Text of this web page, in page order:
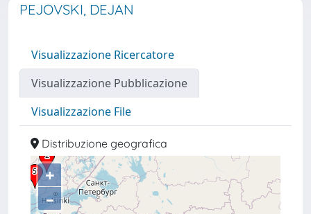
PEJOVSKI, DEJAN
Visualizzazione Ricercatore
Visualizzazione Pubblicazione
Visualizzazione File
Distribuzione geografica
+
–